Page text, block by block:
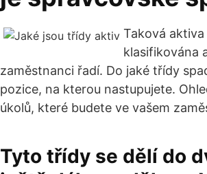
Taková
klasifikována
zaměstnanci řadí. Do jaké třídy
pozice, na kterou nastupujete.
úkolů, které budete ve vašem
Tyto třídy se dělí do